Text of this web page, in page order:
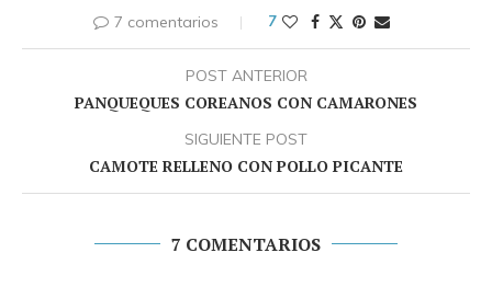
7 comentarios 7
POST ANTERIOR
PANQUEQUES COREANOS CON CAMARONES
SIGUIENTE POST
CAMOTE RELLENO CON POLLO PICANTE
7 COMENTARIOS